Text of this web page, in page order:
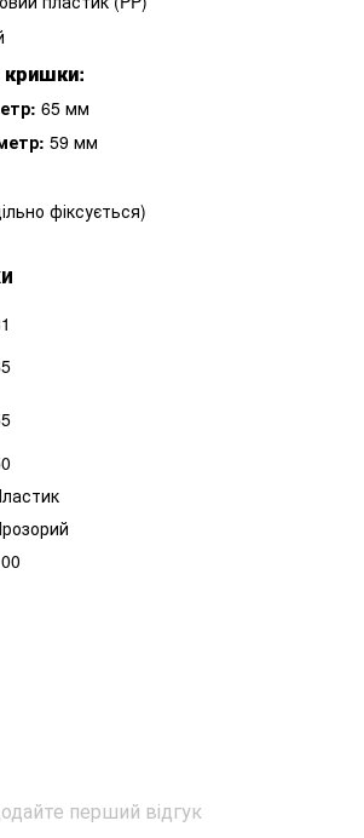
кришки:
65 мм
59 мм
фіксується)
перший відгук